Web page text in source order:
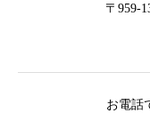
〒959-
お電話